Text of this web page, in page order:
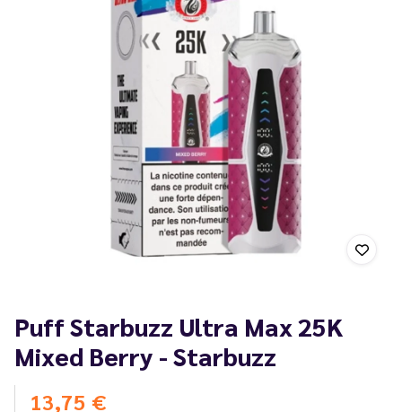
Puff Starbuzz Ultra Max 25K
Mixed Berry - Starbuzz
13,75 €